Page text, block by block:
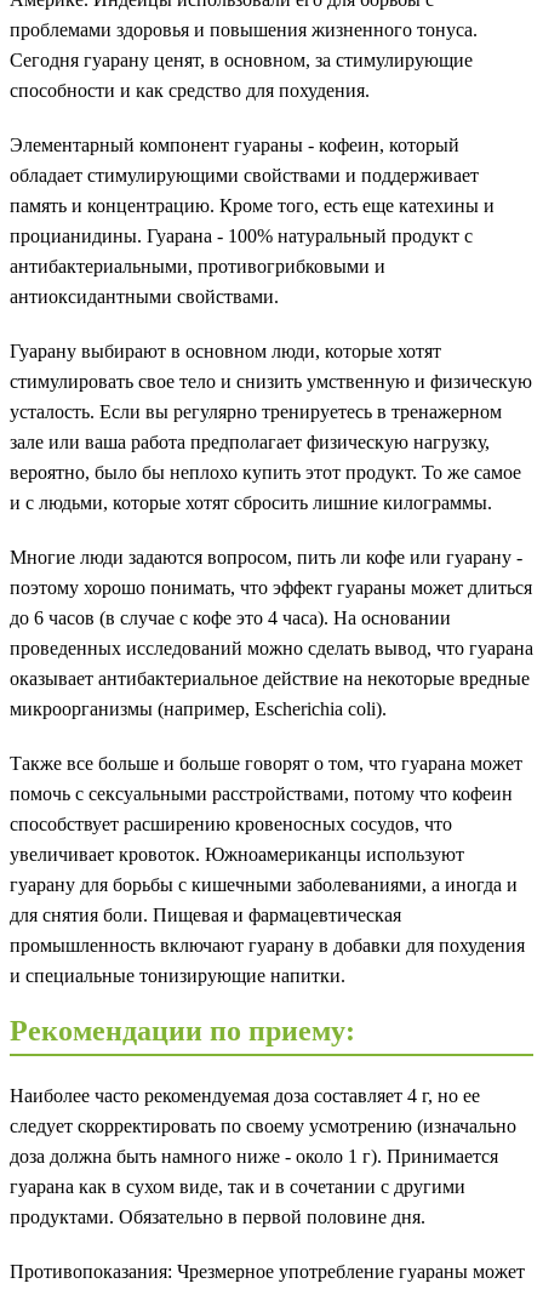
проблемами здоровья и повышения жизненного тонуса.
Сегодня гуарану ценят, в основном, за стимулирующие
способности и как средство для похудения.
Элементарный компонент гуараны - кофеин, который
обладает стимулирующими свойствами и поддерживает
память и концентрацию. Кроме того, есть еще катехины и
процианидины. Гуарана - 100% натуральный продукт с
антибактериальными, противогрибковыми и
антиоксидантными свойствами.
Гуарану выбирают в основном люди, которые хотят
стимулировать свое тело и снизить умственную и физическую
усталость. Если вы регулярно тренируетесь в тренажерном
зале или ваша работа предполагает физическую нагрузку,
вероятно, было бы неплохо купить этот продукт. То же самое
и с людьми, которые хотят сбросить лишние килограммы.
Многие люди задаются вопросом, пить ли кофе или гуарану -
поэтому хорошо понимать, что эффект гуараны может длиться
до 6 часов (в случае с кофе это 4 часа). На основании
проведенных исследований можно сделать вывод, что гуарана
оказывает антибактериальное действие на некоторые вредные
микроорганизмы (например, Escherichia coli).
Также все больше и больше говорят о том, что гуарана может
помочь с сексуальными расстройствами, потому что кофеин
способствует расширению кровеносных сосудов, что
увеличивает кровоток. Южноамериканцы используют
гуарану для борьбы с кишечными заболеваниями, а иногда и
для снятия боли. Пищевая и фармацевтическая
промышленность включают гуарану в добавки для похудения
и специальные тонизирующие напитки.
Рекомендации по приему:
Наиболее часто рекомендуемая доза составляет 4 г, но ее
следует скорректировать по своему усмотрению (изначально
доза должна быть намного ниже - около 1 г). Принимается
гуарана как в сухом виде, так и в сочетании с другими
продуктами. Обязательно в первой половине дня.
Противопоказания: Чрезмерное употребление гуараны может